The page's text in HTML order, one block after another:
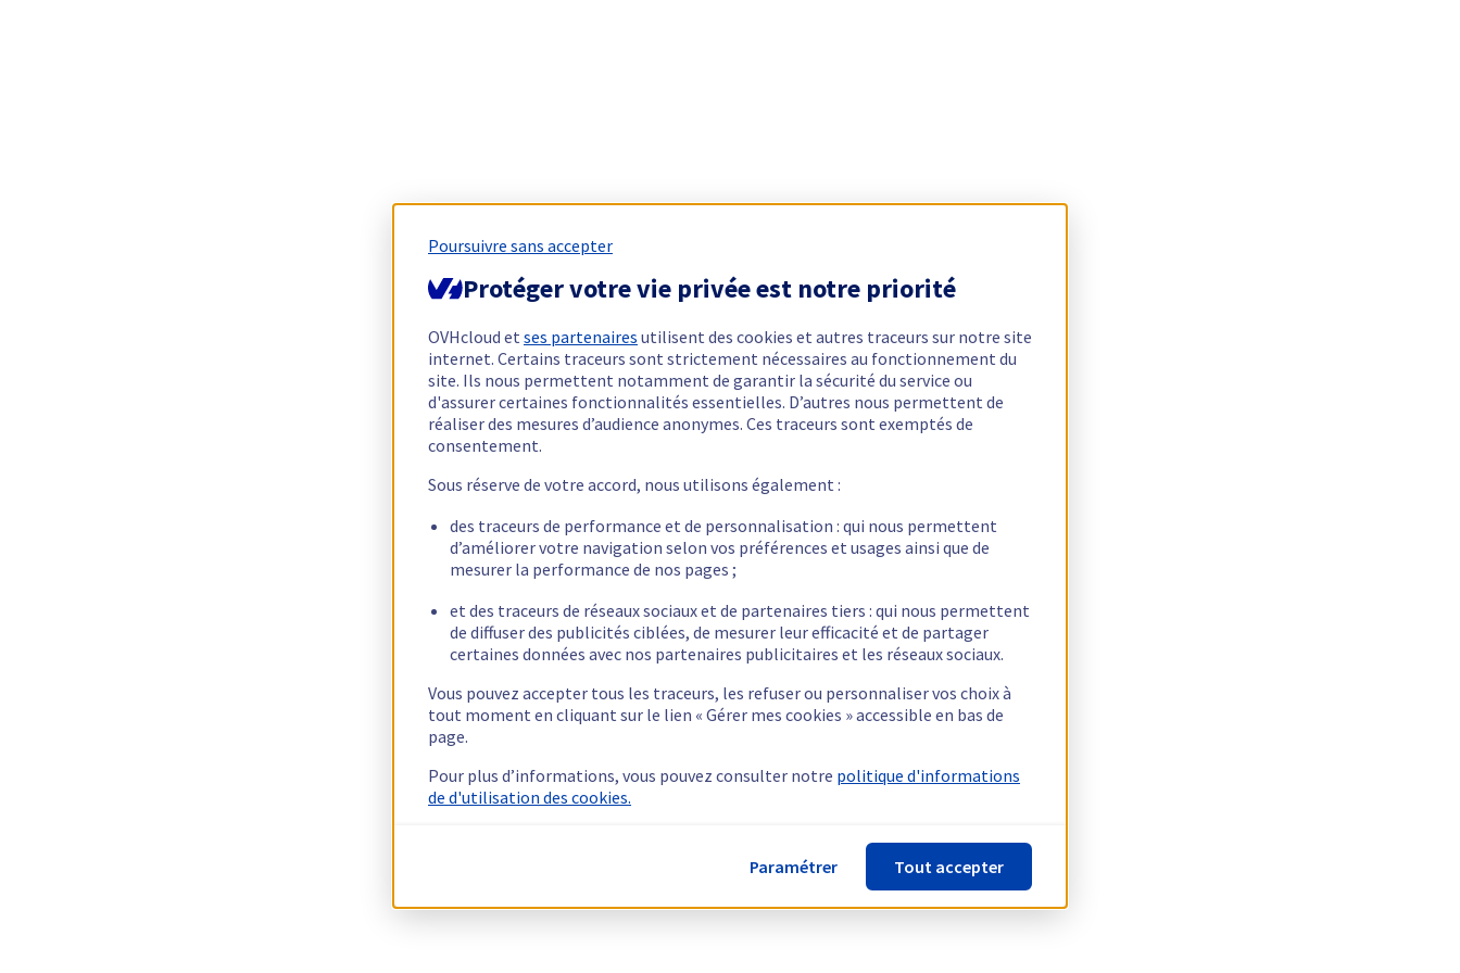
Poursuivre sans accepter
Protéger votre vie privée est notre priorité
OVHcloud et ses partenaires utilisent des cookies et autres traceurs sur notre site
internet. Certains traceurs sont strictement nécessaires au fonctionnement du
site. Ils nous permettent notamment de garantir la sécurité du service ou
d'assurer certaines fonctionnalités essentielles. D’autres nous permettent de
réaliser des mesures d’audience anonymes. Ces traceurs sont exemptés de
consentement.
Sous réserve de votre accord, nous utilisons également :
des traceurs de performance et de personnalisation : qui nous permettent
d’améliorer votre navigation selon vos préférences et usages ainsi que de
mesurer la performance de nos pages ;
et des traceurs de réseaux sociaux et de partenaires tiers : qui nous permettent
de diffuser des publicités ciblées, de mesurer leur efficacité et de partager
certaines données avec nos partenaires publicitaires et les réseaux sociaux.
Vous pouvez accepter tous les traceurs, les refuser ou personnaliser vos choix à
tout moment en cliquant sur le lien « Gérer mes cookies » accessible en bas de
page.
Pour plus d’informations, vous pouvez consulter notre politique d'informations
de d'utilisation des cookies.
Paramétrer Tout accepter